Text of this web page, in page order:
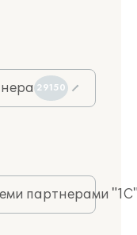
29150
партнерами